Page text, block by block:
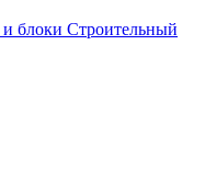
Строительный